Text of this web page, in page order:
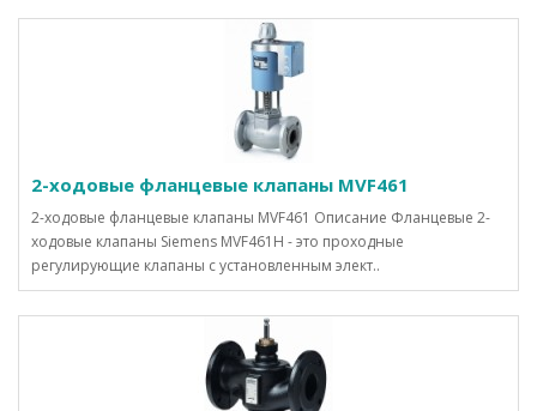
2-ходовые фланцевые клапаны MVF461
2-ходовые фланцевые клапаны MVF461 Описание Фланцевые 2-
ходовые клапаны Siemens MVF461H - это проходные
регулирующие клапаны с установленным элект..